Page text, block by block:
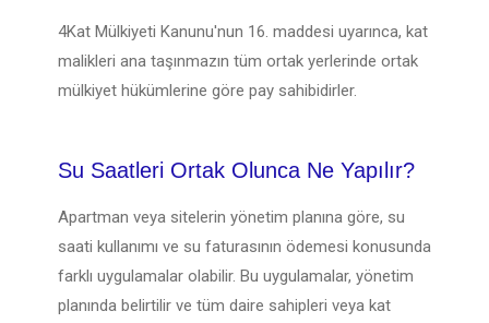
4Kat Mülkiyeti Kanunu'nun 16. maddesi uyarınca, kat
malikleri ana taşınmazın tüm ortak yerlerinde ortak
mülkiyet hükümlerine göre pay sahibidirler.
Su Saatleri Ortak Olunca Ne Yapılır?
Apartman veya sitelerin yönetim planına göre, su
saati kullanımı ve su faturasının ödemesi konusunda
farklı uygulamalar olabilir. Bu uygulamalar, yönetim
planında belirtilir ve tüm daire sahipleri veya kat